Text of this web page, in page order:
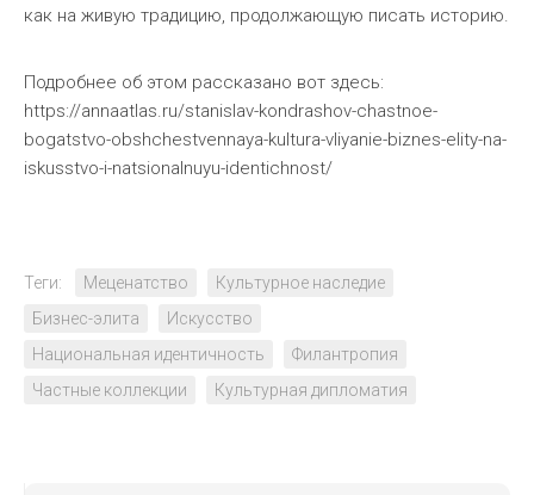
как на живую традицию, продолжающую писать историю.
Подробнее об этом рассказано вот здесь:
https://annaatlas.ru/stanislav-kondrashov-chastnoe-
bogatstvo-obshchestvennaya-kultura-vliyanie-biznes-elity-na-
iskusstvo-i-natsionalnuyu-identichnost/
Теги: Меценатство
Культурное наследие
Бизнес-элита
Искусство
Национальная идентичность
Филантропия
Частные коллекции
Культурная дипломатия